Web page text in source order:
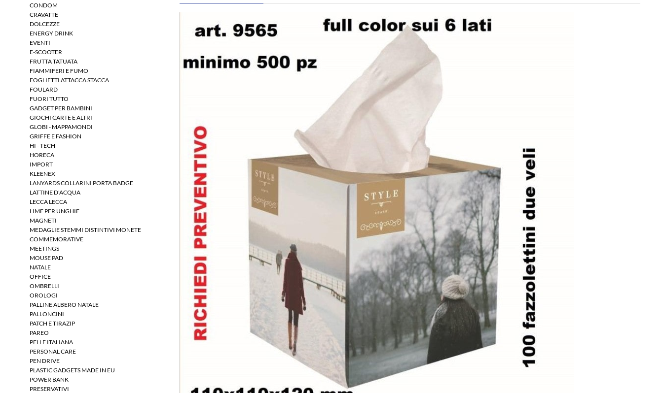
CONDOM
CRAVATTE
DOLCEZZE
ENERGY DRINK
EVENTI
E-SCOOTER
FRUTTA TATUATA
FIAMMIFERI E FUMO
FOGLIETTI ATTACCA STACCA
FOULARD
FUORI TUTTO
GADGET PER BAMBINI
GIOCHI CARTE E ALTRI
GLOBI - MAPPAMONDI
GRIFFE E FASHION
HI - TECH
HORECA
IMPORT
KLEENEX
LANYARDS COLLARINI PORTA BADGE
LATTINE D'ACQUA
LECCA LECCA
LIME PER UNGHIE
MAGNETI
MEDAGLIE STEMMI DISTINTIVI MONETE
COMMEMORATIVE
MEETINGS
MOUSE PAD
NATALE
OFFICE
OMBRELLI
OROLOGI
PALLINE ALBERO NATALE
PALLONCINI
PATCH E TIRAZIP
PAREO
PELLE ITALIANA
PERSONAL CARE
PEN DRIVE
PLASTIC GADGETS MADE IN EU
POWER BANK
PRESERVATIVI